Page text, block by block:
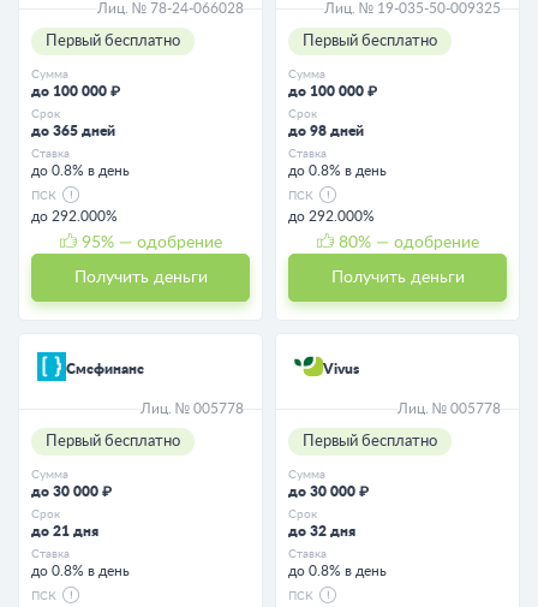
Лиц. № 78-24-066028
Первый бесплатно
Сумма
до 100 000 ₽
Срок
до 365 дней
Ставка
до 0.8% в день
ПСК
до 292.000%
95% — одобрение
Получить деньги
Лиц. № 19-035-50-009325
Первый бесплатно
Сумма
до 100 000 ₽
Срок
до 98 дней
Ставка
до 0.8% в день
ПСК
до 292.000%
80% — одобрение
Получить деньги
Смсфинанс
Лиц. № 005778
Первый бесплатно
Сумма
до 30 000 ₽
Срок
до 21 дня
Ставка
до 0.8% в день
ПСК
Vivus
Лиц. № 005778
Первый бесплатно
Сумма
до 30 000 ₽
Срок
до 32 дня
Ставка
до 0.8% в день
ПСК